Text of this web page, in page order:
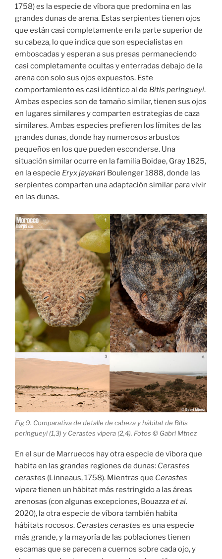
1758) es la especie de víbora que predomina en las
grandes dunas de arena. Estas serpientes tienen ojos
que están casi completamente en la parte superior de
su cabeza, lo que indica que son especialistas en
emboscadas y esperan a sus presas permaneciendo
casi completamente ocultas y enterradas debajo de la
arena con solo sus ojos expuestos. Este
comportamiento es casi idéntico al de Bitis peringueyi.
Ambas especies son de tamaño similar, tienen sus ojos
en lugares similares y comparten estrategias de caza
similares. Ambas especies prefieren los límites de las
grandes dunas, donde hay numerosos arbustos
pequeños en los que pueden esconderse. Una
situación similar ocurre en la familia Boidae, Gray 1825,
en la especie Eryx jayakari Boulenger 1888, donde las
serpientes comparten una adaptación similar para vivir
en las dunas.
Fig 9. Comparativa de detalle de cabeza y hábitat de Bitis
peringueyi (1,3) y Cerastes vipera (2,4). Fotos © Gabri Mtnez
En el sur de Marruecos hay otra especie de víbora que
habita en las grandes regiones de dunas: Cerastes
cerastes (Linneaus, 1758). Mientras que Cerastes
viperatienen un hábitat más restringido a las áreas
arenosas (con algunas excepciones, Bouazzaet al.
2020), la otra especie de víbora también habita
hábitats rocosos. Cerastes cerastes es una especie
más grande, y la mayoría de las poblaciones tienen
escamas que se parecen a cuernos sobre cada ojo, y